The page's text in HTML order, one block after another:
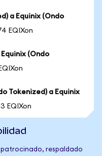
a Equinix (Ondo
EQIXon
(Ondo
Tokenized) a Equinix
EQIXon
patrocinado, respaldado